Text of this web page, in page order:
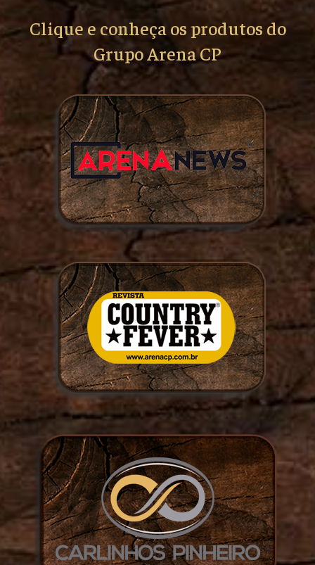
Clique e conheça os produtos do
Grupo Arena CP